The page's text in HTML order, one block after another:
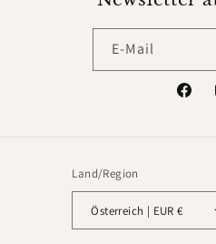
E-Mail
Land/Region
Österreich | EUR €